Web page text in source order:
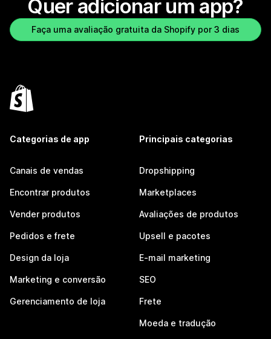
Quer adicionar um app?
Faça uma avaliação gratuita da Shopify por 3 dias
Categorias de app
Canais de vendas
Encontrar produtos
Vender produtos
Pedidos e frete
Design da loja
Marketing e conversão
Gerenciamento de loja
Principais categorias
Dropshipping
Marketplaces
Avaliações de produtos
Upsell e pacotes
E-mail marketing
SEO
Frete
Moeda e tradução